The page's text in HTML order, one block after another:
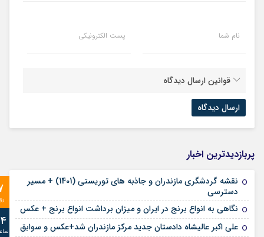
نام شما پست الکترونیکی
قوانین ارسال دیدگاه
پربازدیدترین اخبار
نقشه گردشگری مازندران و جاذبه های توریستی (1401) + مسیر
دسترسی
نگاهی به انواع برنج در ایران و میزان برداشت انواع برنج + عکس
علی‌ اکبر عالیشاه دادستان جدید مرکز مازندران شد+عکس و سوابق